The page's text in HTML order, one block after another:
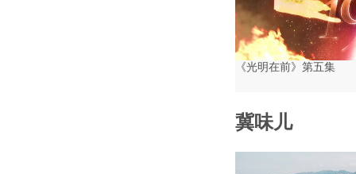
《光明在前》第五集
冀味儿